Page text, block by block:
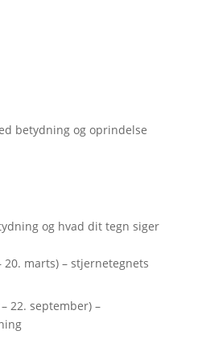
betydning og oprindelse
og hvad dit tegn siger
20. marts) – stjernetegnets
22. september) –